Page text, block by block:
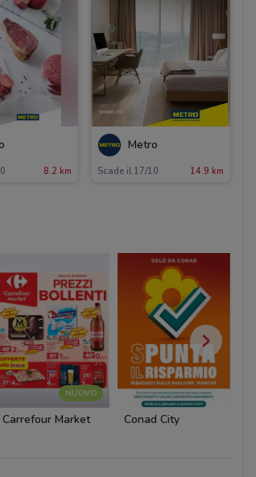
8.2 km
Metro
Scade il 17/10 14.9 km
NUOVO
Carrefour Market Conad City